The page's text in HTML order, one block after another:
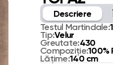
Descriere
Testul Martindale:
Tip:Velur
Greutate:430
Compoziție:100%
Lățime:140 cm